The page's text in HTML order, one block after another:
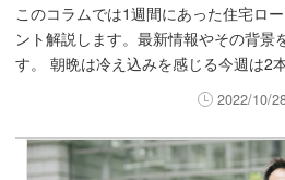
このコラムでは1週間にあった住宅ロ
ント解説します。最新情報やその背景
す。 朝晩は冷え込みを感じる今週は2
2022/10/